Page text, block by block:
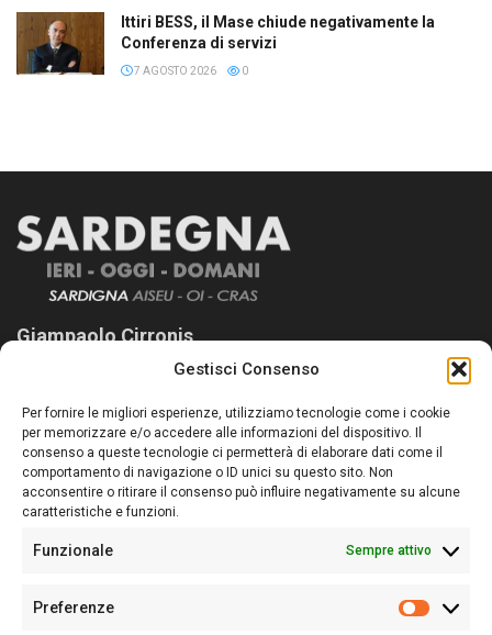
Gestisci Consenso
Per fornire le migliori esperienze, utilizziamo tecnologie come i cookie
per memorizzare e/o accedere alle informazioni del dispositivo. Il
consenso a queste tecnologie ci permetterà di elaborare dati come il
comportamento di navigazione o ID unici su questo sito. Non
acconsentire o ritirare il consenso può influire negativamente su alcune
caratteristiche e funzioni.
Funzionale Sempre attivo
Preferenze
Ittiri BESS, il Mase chiude negativamente la
Conferenza di servizi
7 AGOSTO 2026 0
Giampaolo Cirronis
Sardegna Ieri-Oggi-Domani nasce per informare “liberamente” i
lettori su quanto accade in Sardegna, con un occhio rivolto al
nostro passato e, soprattutto, al nostro futuro
Follow Us
Sede:Via Cristoforo Colombo 09013 Carbonia